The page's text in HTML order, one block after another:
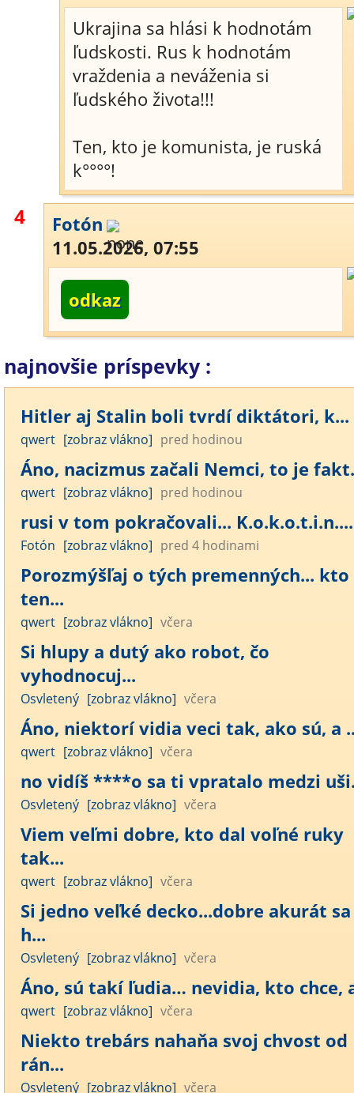
Ukrajina sa hlási k hodnotám
ľudskosti. Rus k hodnotám
vraždenia a neváženia si
ľudského života!!!
Ten, kto je komunista, je ruská
k°°°°!
4
Fotón
11.05.2026, 07:55
odkaz
najnovšie príspevky :
Hitler aj Stalin boli tvrdí diktátori, k...
qwert [zobraz vlákno] pred hodinou
Áno, nacizmus začali Nemci, to je
qwert [zobraz vlákno] pred hodinou
rusi v tom pokračovali... K.o.k.o.t.i.n....
Fotón [zobraz vlákno] pred 4 hodinami
Porozmýšľaj o tých premenných... kto
ten...
qwert [zobraz vlákno] včera
Si hlupy a dutý ako robot, čo
vyhodnocuj...
Osvletený [zobraz vlákno] včera
Áno, niektorí vidia veci tak, ako sú, a
qwert [zobraz vlákno] včera
no vidíš ****o sa ti vpratalo medzi
Osvletený [zobraz vlákno] včera
Viem veľmi dobre, kto dal voľné ruky
tak...
qwert [zobraz vlákno] včera
Si jedno veľké decko...dobre akurát sa
h...
Osvletený [zobraz vlákno] včera
Áno, sú takí ľudia… nevidia, kto chce,
qwert [zobraz vlákno] včera
Niekto trebárs nahaňa svoj chvost od
rán...
Osvletený [zobraz vlákno] včera